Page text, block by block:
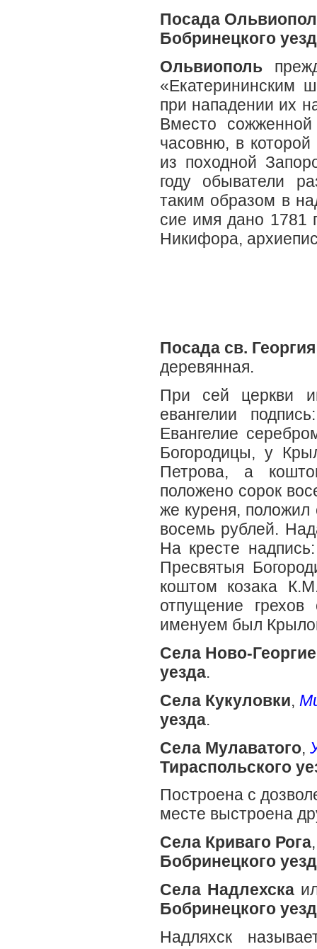
Посада
Бобринецкого
Ольвиополь
«Екатерининским
при нападении их
Вместо
часовню, в
из походной
году обыватели
таким образом в
сие имя дано 1781
Никифора,
Посада св. Георгия
деревянная.
При сей церкви
евангелии
Евангелие
Богородицы, у
Петрова, а
положено сорок
же куреня, положил
восемь рублей.
На кресте
Пресвятыя
коштом козака
отпущение грехов
именуем был
Села Ново-
уезда.
Села Кукуловки,
уезда.
Села Мулаватого,
Тираспольского
Построена с
месте выстроена
Села Криваго Рога
Бобринецкого
Села Надлехска
Бобринецкого
Надляхск